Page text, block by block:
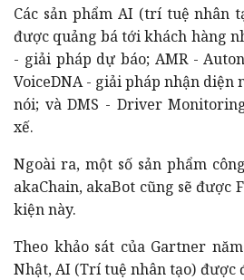
Các sản phẩm AI (trí tuệ nhân
được quảng bá tới khách hàng
- giải pháp dự báo; AMR -
VoiceDNA - giải pháp nhận diện
nói; và DMS - Driver
xế.
Ngoài ra, một số sản phẩm
akaChain, akaBot cũng sẽ được
kiện này.
Theo khảo sát của Gartner
Nhật, AI (Trí tuệ nhân tạo) được